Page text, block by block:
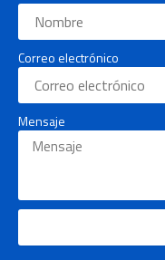
Correo electrónico
Mensaje